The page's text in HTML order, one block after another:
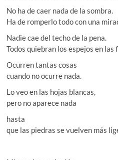
No ha de caer nada de la sombra.
Ha de romperlo todo con una
Nadie cae del techo de la pena.
Todos quiebran los espejos en las
Ocurren tantas cosas
cuando no ocurre nada.
Lo veo en las hojas blancas,
pero no aparece nada
hasta
que las piedras se vuelven más